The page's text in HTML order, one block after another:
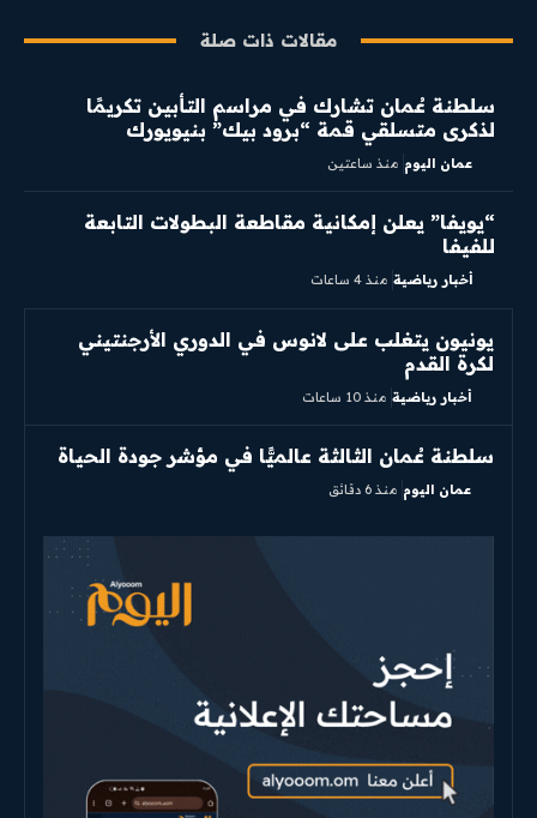
مقالات ذات صلة
سلطنة عُمان تشارك في مراسم التأبين تكريمًا
لذكرى متسلقي قمة “برود بيك” بنيويورك
عمان اليوم منذ ساعتين
“يويفا” يعلن إمكانية مقاطعة البطولات التابعة
للفيفا
أخبار رياضية منذ 4 ساعات
يونيون يتغلب على لانوس في الدوري الأرجنتيني
لكرة القدم
أخبار رياضية منذ 10 ساعات
سلطنة عُمان الثالثة عالميًّا في مؤشر جودة الحياة
عمان اليوم منذ 6 دقائق